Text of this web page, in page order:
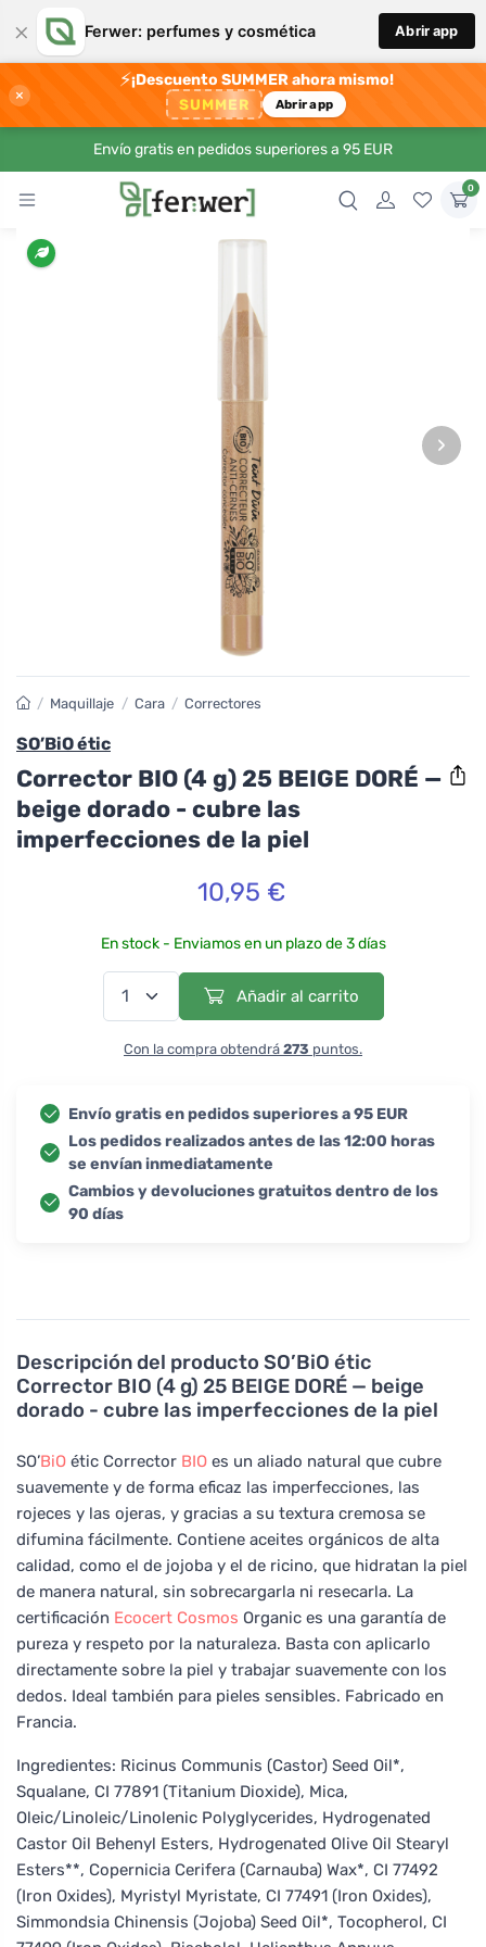
× Ferwer: perfumes y cosmética Abrir app
×
⚡¡Descuento SUMMER ahora mismo!
SUMMER Abrir app
Envío gratis en pedidos superiores a 95 EUR
0
›
Descripción del producto SO’BiO étic
Corrector BIO (4 g) 25 BEIGE DORÉ — beige
dorado - cubre las imperfecciones de la piel
SO’BiO étic Corrector BIO es un aliado natural que cubre
suavemente y de forma eficaz las imperfecciones, las
rojeces y las ojeras, y gracias a su textura cremosa se
difumina fácilmente. Contiene aceites orgánicos de alta
calidad, como el de jojoba y el de ricino, que hidratan la piel
de manera natural, sin sobrecargarla ni resecarla. La
certificación Ecocert Cosmos Organic es una garantía de
pureza y respeto por la naturaleza. Basta con aplicarlo
directamente sobre la piel y trabajar suavemente con los
dedos. Ideal también para pieles sensibles. Fabricado en
Francia.
Ingredientes: Ricinus Communis (Castor) Seed Oil*,
Squalane, CI 77891 (Titanium Dioxide), Mica,
Oleic/Linoleic/Linolenic Polyglycerides, Hydrogenated
Castor Oil Behenyl Esters, Hydrogenated Olive Oil Stearyl
Esters**, Copernicia Cerifera (Carnauba) Wax*, CI 77492
(Iron Oxides), Myristyl Myristate, CI 77491 (Iron Oxides),
Simmondsia Chinensis (Jojoba) Seed Oil*, Tocopherol, CI
/ Maquillaje / Cara / Correctores
SO’BiO étic
Corrector BIO (4 g) 25 BEIGE DORÉ —
beige dorado - cubre las
imperfecciones de la piel
10,95 €
En stock - Enviamos en un plazo de 3 días
Añadir al carrito
Con la compra obtendrá 273 puntos.
Envío gratis en pedidos superiores a 95 EUR
Los pedidos realizados antes de las 12:00 horas
se envían inmediatamente
Cambios y devoluciones gratuitos dentro de los
90 días